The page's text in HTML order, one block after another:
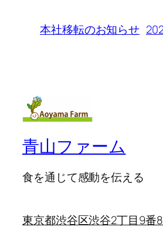
本社移転のお知らせ
青山ファーム
食を通じて感動を伝える
東京都渋谷区渋谷2丁目9番